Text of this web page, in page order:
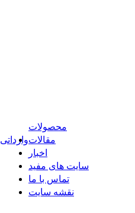
محصولات
وارداتیمقالات
اخبار
سایت های مفید
تماس با ما
نقشه سایت